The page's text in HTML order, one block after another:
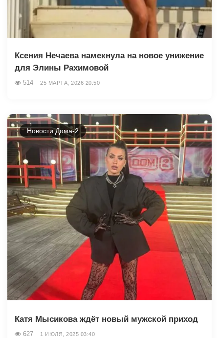
Ксения Нечаева намекнула на новое унижение
для Элины Рахимовой
514 25 МАРТА, 2026 20:50
Новости Дома-2
Катя Мысикова ждёт новый мужской приход
627 1 ИЮЛЯ, 2025 03:40